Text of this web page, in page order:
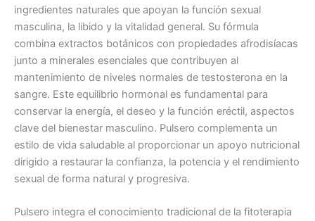
ingredientes naturales que apoyan la función sexual
masculina, la libido y la vitalidad general. Su fórmula
combina extractos botánicos con propiedades afrodisíacas
junto a minerales esenciales que contribuyen al
mantenimiento de niveles normales de testosterona en la
sangre. Este equilibrio hormonal es fundamental para
conservar la energía, el deseo y la función eréctil, aspectos
clave del bienestar masculino. Pulsero complementa un
estilo de vida saludable al proporcionar un apoyo nutricional
dirigido a restaurar la confianza, la potencia y el rendimiento
sexual de forma natural y progresiva.
Pulsero integra el conocimiento tradicional de la fitoterapia